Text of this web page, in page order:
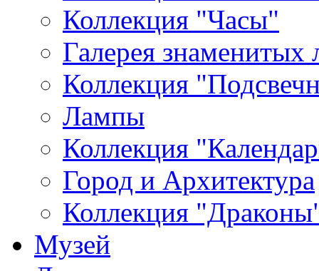
Коллекция "Часы"
Галерея знаменитых
Коллекция
Лампы
Коллекция
Город и Архитектура
Коллекция
Музей